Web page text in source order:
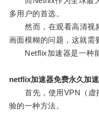
多用户的首选。
然而，在观看高清视频
画面模糊的问题，这就需
Netflix加速器是一种能
netflix加速器免费永久加速
首先，使用VPN（虚
验的一种方法。